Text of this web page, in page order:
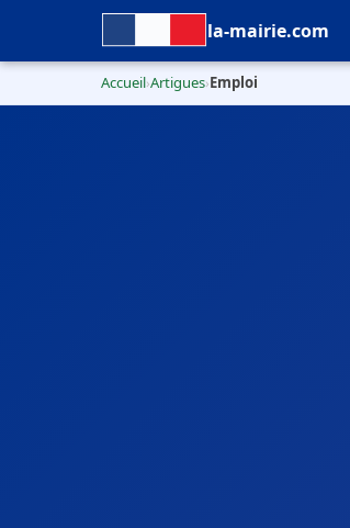
la-mairie.com
Accueil›Artigues›Emploi